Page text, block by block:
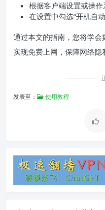
根据客户端设置或操
在设置中勾选“开机自
通过本文的指南，您将学
实现免费上网，保障网络隐
发表至： 使用教程